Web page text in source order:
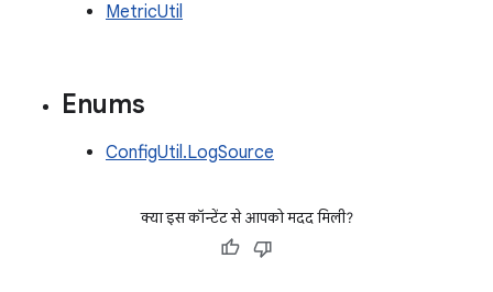
MetricUtil
Enums
ConfigUtil.LogSource
क्या इस कॉन्टेंट से आपको मदद मिली?